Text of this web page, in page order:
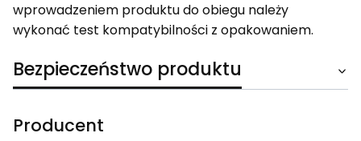
wprowadzeniem produktu do obiegu należy
wykonać test kompatybilności z opakowaniem.
Bezpieczeństwo produktu
Producent